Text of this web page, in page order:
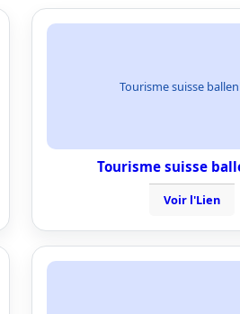
Tourisme suisse
Tourisme suisse
Voir l'Lien